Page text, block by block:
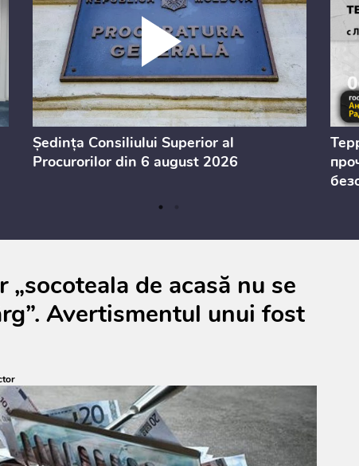
Ședința Consiliului Superior al
Procurorilor din 6 august 2026
de acasă nu se
Avertismentul unui fost